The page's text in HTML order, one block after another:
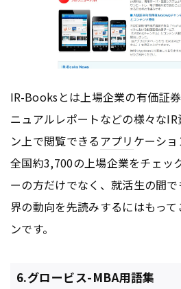
IR-Booksとは上場企業の有価証
ニュアルレポートなどの様々な
ン上で閲覧できるアプリ ケーショ
全国約3,700の上場企業をチェッ
ーの方だけでなく、就活生の間
界の動向を先読みするにはもって
ンです。
6.グロービス-MBA用語集